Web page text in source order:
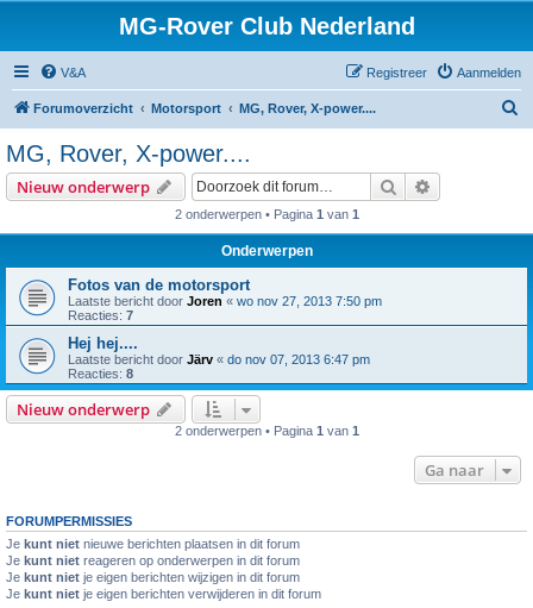
MG-Rover Club Nederland
V&A Aanmelden
Registreer
Forumoverzicht Motorsport MG, Rover, X-power....
MG, Rover, X-power....
Nieuw onderwerp Zoek
2 onderwerpen • Pagina 1 van 1
Onderwerpen
Fotos van de motorsport
Laatste bericht door Joren « wo nov 27, 2013 7:50 pm
Reacties: 7
Hej hej....
Laatste bericht door Järv « do nov 07, 2013 6:47 pm
Reacties: 8
Nieuw onderwerp
2 onderwerpen • Pagina 1 van 1
Ga naar
FORUMPERMISSIES
Je kunt niet nieuwe berichten plaatsen in dit forum
Je kunt niet reageren op onderwerpen in dit forum
Je kunt niet je eigen berichten wijzigen in dit forum
Je kunt niet je eigen berichten verwijderen in dit forum